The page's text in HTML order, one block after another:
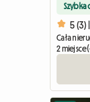
5 (3) |
Cała
2